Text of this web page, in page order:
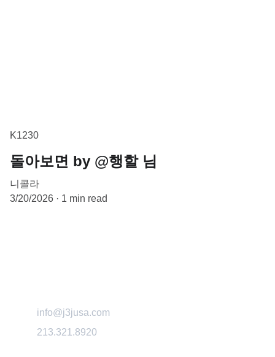
K1230
돌아보면 by @행할 님
니콜라
3/20/2026
1 min read
info@j3jusa.com
213.321.8920